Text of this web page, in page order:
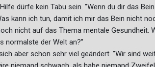
dürfe kein Tabu sein. "Wenn du dir das
kann ich tun, damit ich mir das Bein nicht
nicht auf das Thema mentale Gesundheit.
normalste der Welt an?"
aber schon sehr viel geändert. "Wir sind